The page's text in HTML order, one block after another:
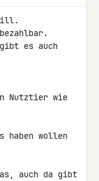
es auch
Nutztier wie
haben wollen
auch da gibt